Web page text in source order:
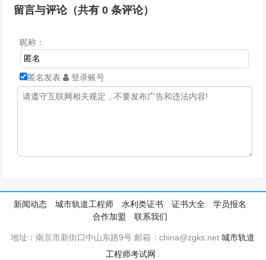
留言与评论（共有0 条评论）
昵称：
匿名发表 登录账号
新闻动态 城市轨道工程师 水利类证书 证书大全
学员报名
合作加盟
联系我们
地址：南京市新街口中山东路9号 邮箱：china@zgks.net城市轨道
工程师考试网 .